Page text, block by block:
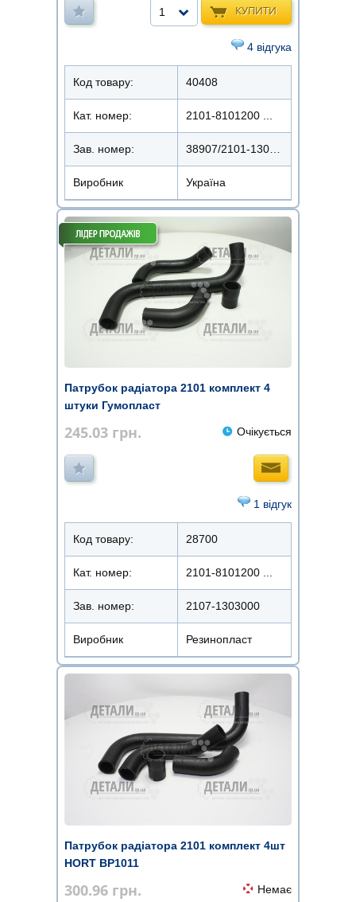
КУПИТИ
1
4 відгука
Код товару: 40408
Кат. номер: 2101-8101200 ...
Зав. номер:
Виробник Україна
Патрубок радіатора 2101 комплект 4
штуки Гумопласт
245.03 грн. Очікується
1 відгук
Код товару: 28700
Кат. номер: 2101-8101200 ...
Зав. номер: 2107-1303000
Виробник Резинопласт
Патрубок радіатора 2101 комплект 4шт
HORT BP1011
300.96 грн. Немає